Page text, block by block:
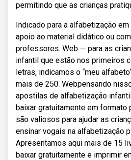
permitindo que as crianças
Indicado para a alfabetização
apoio ao material didático ou
professores. Web — para as
infantil que estão nos primeiros
letras, indicamos o “meu
mais de 250. Webpensando
apostilas de alfabetização
baixar gratuitamente em formato
são valiosos para ajudar as
ensinar vogais na alfabetização
Apresentamos aqui mais de 15
baixar gratuitamente e imprimir